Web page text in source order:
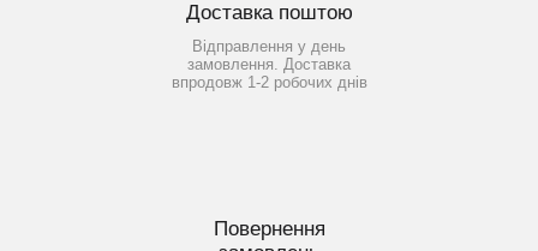
Доставка поштою
Відправлення у день
замовлення. Доставка
впродовж 1-2 робочих днів
Повернення